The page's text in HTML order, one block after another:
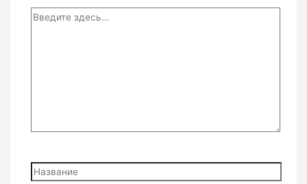
Введите
Название